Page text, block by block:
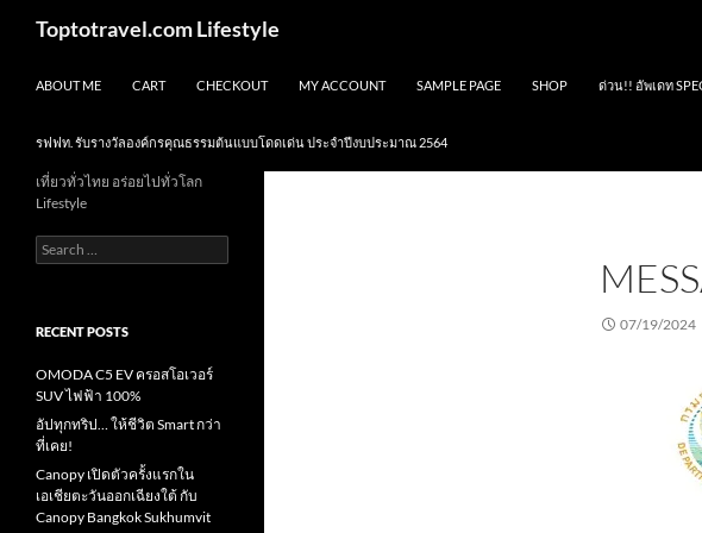
Toptotravel.com Lifestyle
ABOUT ME CART CHECKOUT MY ACCOUNT SAMPLE PAGE SHOP ด่วน!! อัพเดท
รฟฟท. รับรางวัลองค์กรคุณธรรมต้นแบบโดดเด่น ประจำปีงบประมาณ 2564
07/19/2024
เที่ยวทั่วไทย อร่อยไปทั่วโลก
Lifestyle
Search
for:
RECENT POSTS
OMODA C5 EV ครอสโอเวอร์
SUV ไฟฟ้า 100%
อัปทุกทริป… ให้ชีวิต Smart กว่า
ที่เคย!
Canopy เปิดตัวครั้งแรกใน
เอเชียตะวันออกเฉียงใต้ กับ
Canopy Bangkok Sukhumvit